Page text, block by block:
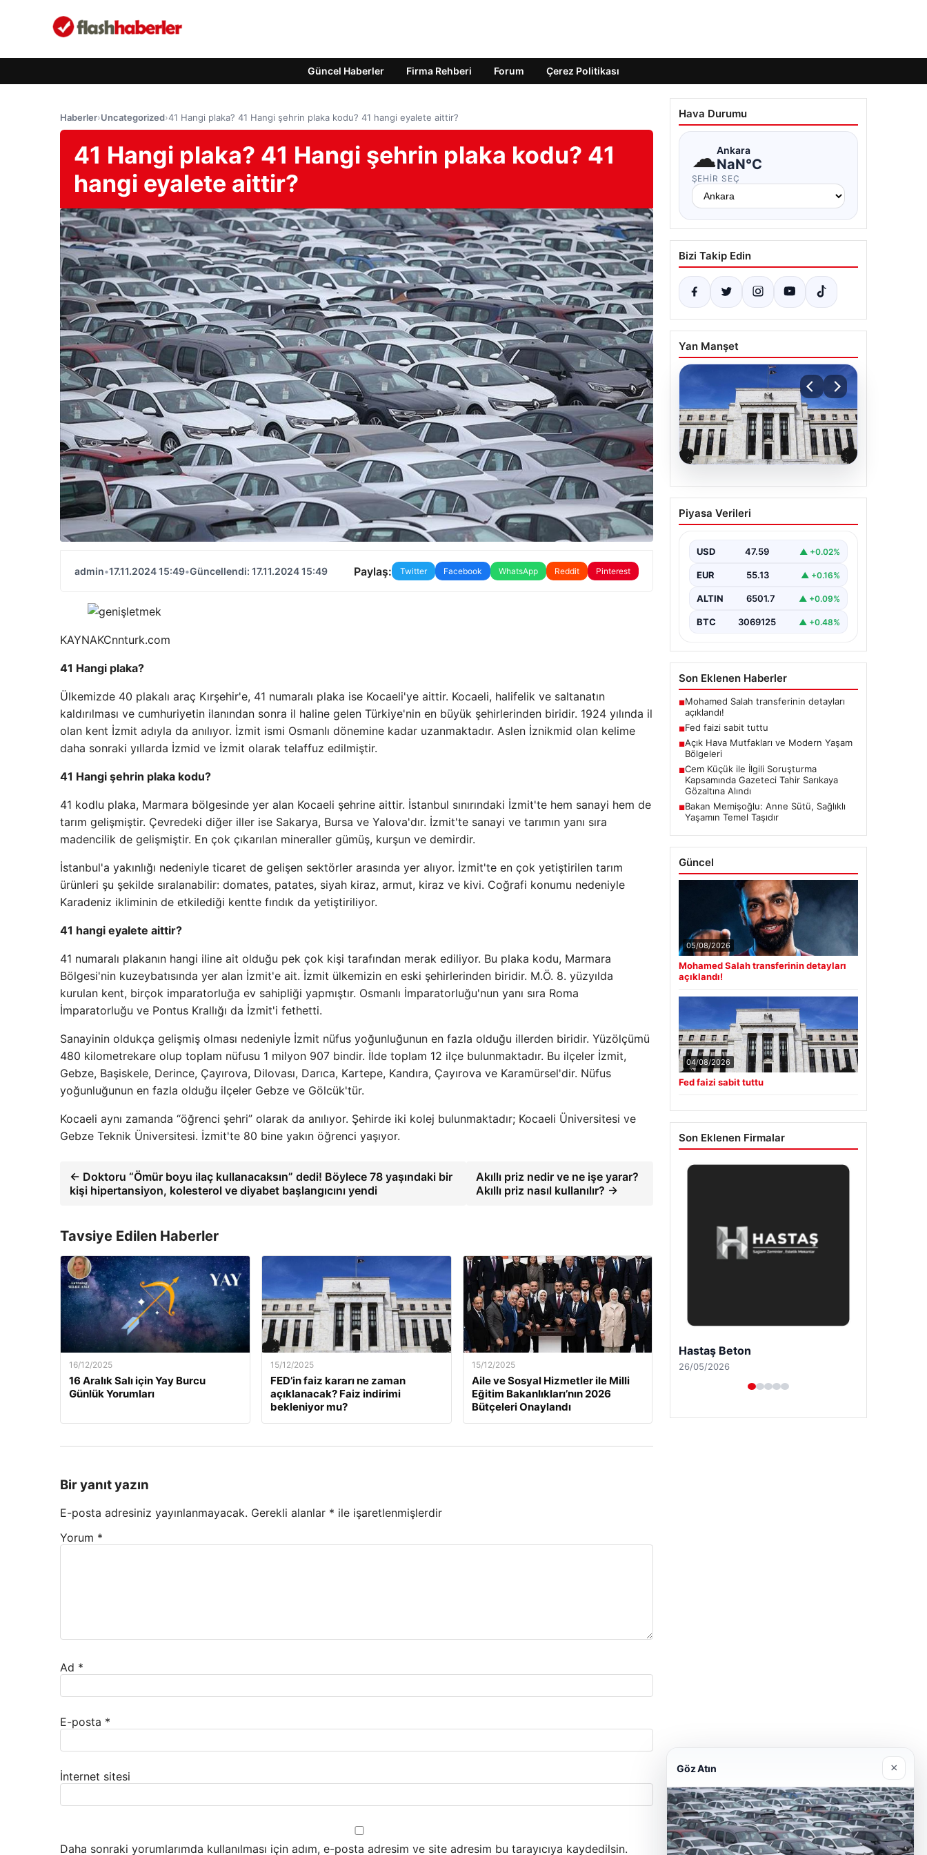
Güncel Haberler Firma Rehberi Forum Çerez Politikası
Haberler›Uncategorized›41 Hangi plaka? 41 Hangi şehrin plaka kodu? 41 hangi eyalete aittir?
41 Hangi plaka? 41 Hangi şehrin plaka kodu? 41
hangi eyalete aittir?
admin•17.11.2024 15:49•Güncellendi: 17.11.2024 15:49 Paylaş: Twitter Facebook WhatsApp Reddit Pinterest
KAYNAKCnnturk.com
41 Hangi plaka?
Ülkemizde 40 plakalı araç Kırşehir'e, 41 numaralı plaka ise Kocaeli'ye aittir. Kocaeli, halifelik ve saltanatın
kaldırılması ve cumhuriyetin ilanından sonra il haline gelen Türkiye'nin en büyük şehirlerinden biridir. 1924 yılında il
olan kent İzmit adıyla da anılıyor. İzmit ismi Osmanlı dönemine kadar uzanmaktadır. Aslen İznikmid olan kelime
daha sonraki yıllarda İzmid ve İzmit olarak telaffuz edilmiştir.
41 Hangi şehrin plaka kodu?
41 kodlu plaka, Marmara bölgesinde yer alan Kocaeli şehrine aittir. İstanbul sınırındaki İzmit'te hem sanayi hem de
tarım gelişmiştir. Çevredeki diğer iller ise Sakarya, Bursa ve Yalova'dır. İzmit'te sanayi ve tarımın yanı sıra
madencilik de gelişmiştir. En çok çıkarılan mineraller gümüş, kurşun ve demirdir.
İstanbul'a yakınlığı nedeniyle ticaret de gelişen sektörler arasında yer alıyor. İzmit'te en çok yetiştirilen tarım
ürünleri şu şekilde sıralanabilir: domates, patates, siyah kiraz, armut, kiraz ve kivi. Coğrafi konumu nedeniyle
Karadeniz ikliminin de etkilediği kentte fındık da yetiştiriliyor.
41 hangi eyalete aittir?
41 numaralı plakanın hangi iline ait olduğu pek çok kişi tarafından merak ediliyor. Bu plaka kodu, Marmara
Bölgesi'nin kuzeybatısında yer alan İzmit'e ait. İzmit ülkemizin en eski şehirlerinden biridir. M.Ö. 8. yüzyılda
kurulan kent, birçok imparatorluğa ev sahipliği yapmıştır. Osmanlı İmparatorluğu'nun yanı sıra Roma
İmparatorluğu ve Pontus Krallığı da İzmit'i fethetti.
Sanayinin oldukça gelişmiş olması nedeniyle İzmit nüfus yoğunluğunun en fazla olduğu illerden biridir. Yüzölçümü
480 kilometrekare olup toplam nüfusu 1 milyon 907 bindir. İlde toplam 12 ilçe bulunmaktadır. Bu ilçeler İzmit,
Gebze, Başiskele, Derince, Çayırova, Dilovası, Darıca, Kartepe, Kandıra, Çayırova ve Karamürsel'dir. Nüfus
yoğunluğunun en fazla olduğu ilçeler Gebze ve Gölcük'tür.
Kocaeli aynı zamanda “öğrenci şehri” olarak da anılıyor. Şehirde iki kolej bulunmaktadır; Kocaeli Üniversitesi ve
Gebze Teknik Üniversitesi. İzmit'te 80 bine yakın öğrenci yaşıyor.
← Doktoru “Ömür boyu ilaç kullanacaksın” dedi! Böylece 78 yaşındaki bir
kişi hipertansiyon, kolesterol ve diyabet başlangıcını yendi
Akıllı priz nedir ve ne işe yarar?
Akıllı priz nasıl kullanılır? →
Tavsiye Edilen Haberler
16/12/2025
16 Aralık Salı için Yay Burcu
Günlük Yorumları
15/12/2025
FED’in faiz kararı ne zaman
açıklanacak? Faiz indirimi
bekleniyor mu?
15/12/2025
Aile ve Sosyal Hizmetler ile Milli
Eğitim Bakanlıkları’nın 2026
Bütçeleri Onaylandı
Bir yanıt yazın
E-posta adresiniz yayınlanmayacak. Gerekli alanlar * ile işaretlenmişlerdir
Yorum *
Ad *
E-posta *
İnternet sitesi
Daha sonraki yorumlarımda kullanılması için adım, e-posta adresim ve site adresim bu tarayıcıya kaydedilsin.
Hava Durumu
☁Ankara
NaN°C
ŞEHIR SEÇ
Bizi Takip Edin
Yan Manşet
04.08.2026
Fed faizi sabit tuttu
Piyasa Verileri
USD 47.59 ▲ +0.02%
EUR 55.13 ▲ +0.16%
ALTIN 6501.7 ▲ +0.09%
BTC 3069125 ▲ +0.48%
Son Eklenen Haberler
■Mohamed Salah transferinin detayları
açıklandı!
■Fed faizi sabit tuttu
■Açık Hava Mutfakları ve Modern Yaşam
Bölgeleri
■Cem Küçük ile İlgili Soruşturma
Kapsamında Gazeteci Tahir Sarıkaya
Gözaltına Alındı
■Bakan Memişoğlu: Anne Sütü, Sağlıklı
Yaşamın Temel Taşıdır
Güncel
05/08/2026
Mohamed Salah transferinin detayları
açıklandı!
04/08/2026
Fed faizi sabit tuttu
Son Eklenen Firmalar
Prenses Night Club
29/04/2026
Göz Atın ×